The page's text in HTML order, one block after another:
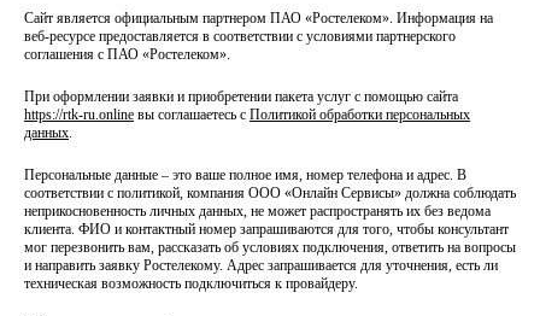
Подключить
Сайт является официальным партнером ПАО «Ростелеком». Информация на
веб-ресурсе предоставляется в соответствии с условиями партнерского
соглашения с ПАО «Ростелеком».
При оформлении заявки и приобретении пакета услуг с помощью сайта
https://rtk-ru.online вы соглашаетесь с Политикой обработки персональных
данных.
Персональные данные – это ваше полное имя, номер телефона и адрес. В
соответствии с политикой, компания ООО «Онлайн Сервисы» должна соблюдать
неприкосновенность личных данных, не может распространять их без ведома
клиента. ФИО и контактный номер запрашиваются для того, чтобы консультант
мог перезвонить вам, рассказать об условиях подключения, ответить на вопросы
и направить заявку Ростелекому. Адрес запрашивается для уточнения, есть ли
техническая возможность подключиться к провайдеру.